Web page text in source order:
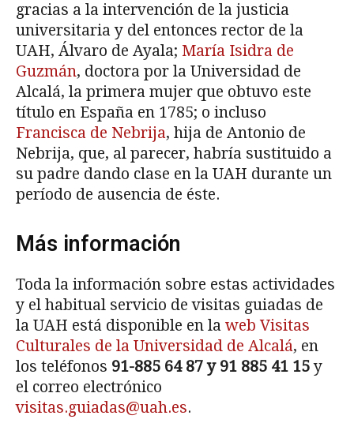
gracias a la intervención de la justicia
universitaria y del entonces rector de la
UAH, Álvaro de Ayala; María Isidra de
Guzmán, doctora por la Universidad de
Alcalá, la primera mujer que obtuvo este
título en España en 1785; o incluso
Francisca de Nebrija, hija de Antonio de
Nebrija, que, al parecer, habría sustituido a
su padre dando clase en la UAH durante un
período de ausencia de éste.
Más información
Toda la información sobre estas actividades
y el habitual servicio de visitas guiadas de
la UAH está disponible en la web Visitas
Culturales de la Universidad de Alcalá, en
los teléfonos 91-885 64 87 y 91 885 41 15y
el correo electrónico
visitas.guiadas@uah.es.